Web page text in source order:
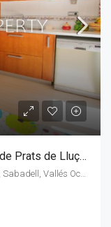
Casa adosada en venta en carretera de Prats de Lluçanes, Sadadell